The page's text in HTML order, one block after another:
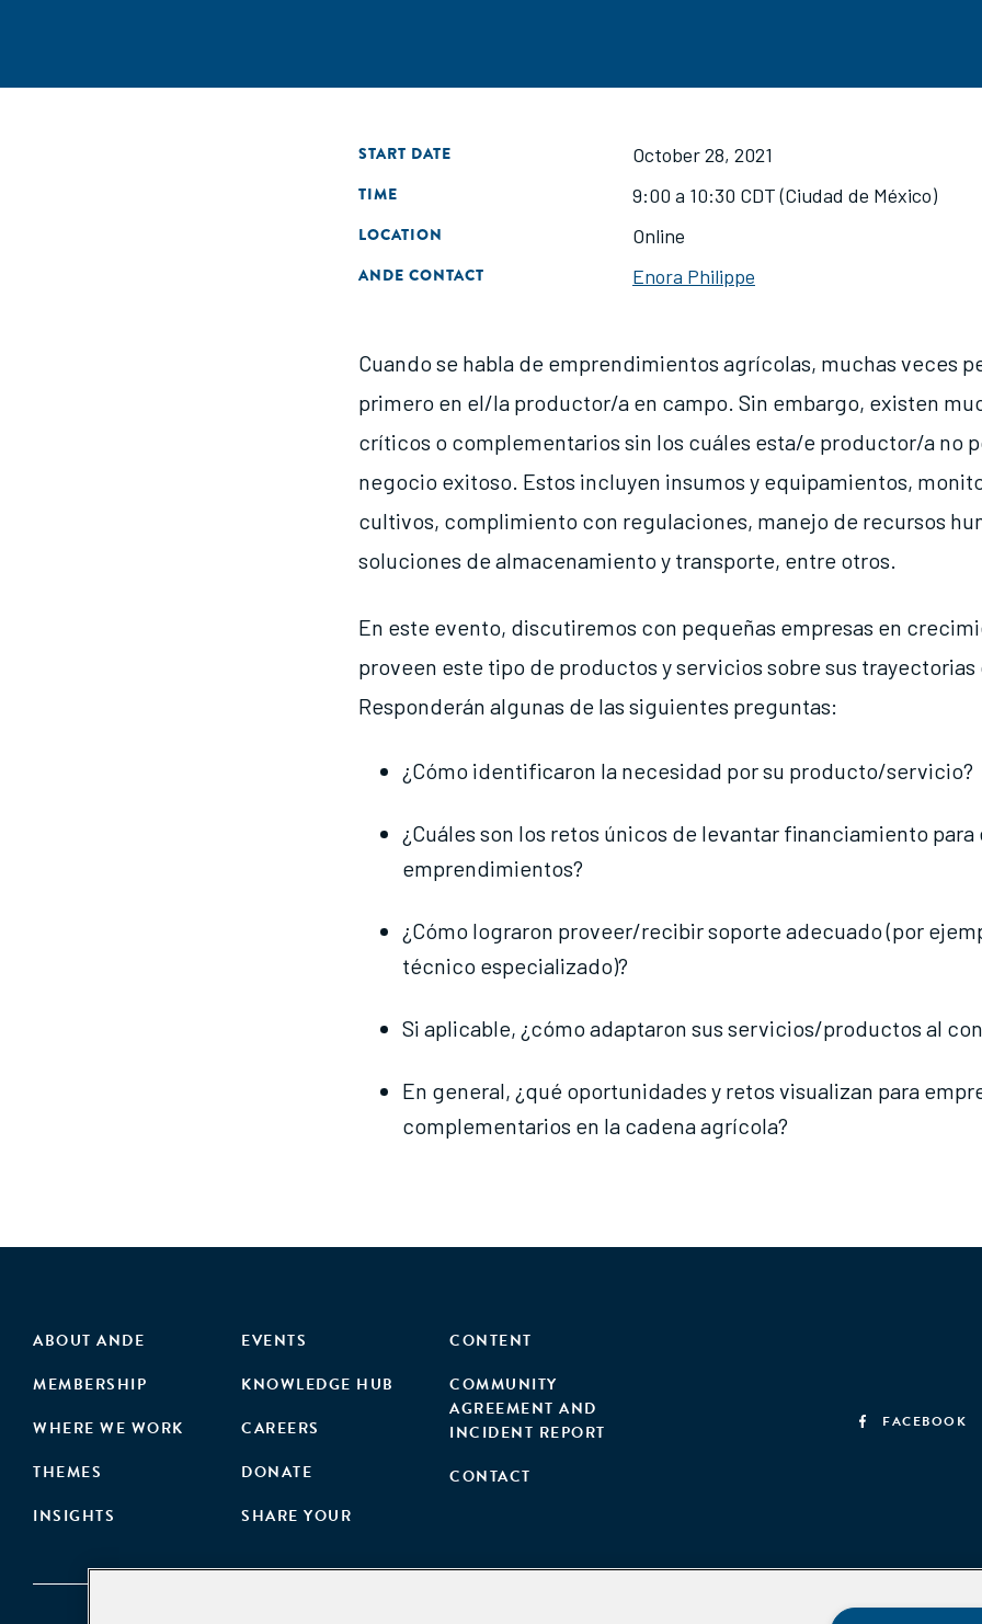
START DATE October 28, 2021
TIME 9:00 a 10:30 CDT (Ciudad de México)
LOCATION Online
ANDE CONTACT Enora Philippe
Cuando se habla de emprendimientos agrícolas, muchas veces
primero en el/la productor/a en campo. Sin embargo, existen
críticos o complementarios sin los cuáles esta/e productor/a no
negocio exitoso. Estos incluyen insumos y equipamientos,
cultivos, complimiento con regulaciones, manejo de recursos
soluciones de almacenamiento y transporte, entre otros.
En este evento, discutiremos con pequeñas empresas en
proveen este tipo de productos y servicios sobre sus
Responderán algunas de las siguientes preguntas:
¿Cómo identificaron la necesidad por su producto/servicio?
¿Cuáles son los retos únicos de levantar financiamiento
emprendimientos?
¿Cómo lograron proveer/recibir soporte adecuado (por
técnico especializado)?
Si aplicable, ¿cómo adaptaron sus servicios/productos al
En general, ¿qué oportunidades y retos visualizan para
complementarios en la cadena agrícola?
ABOUT ANDE
MEMBERSHIP
WHERE WE WORK
THEMES
INSIGHTS
EVENTS
KNOWLEDGE HUB
CAREERS
DONATE
SHARE YOUR
CONTENT
COMMUNITY
AGREEMENT AND
INCIDENT REPORT
CONTACT
FACEBOOK